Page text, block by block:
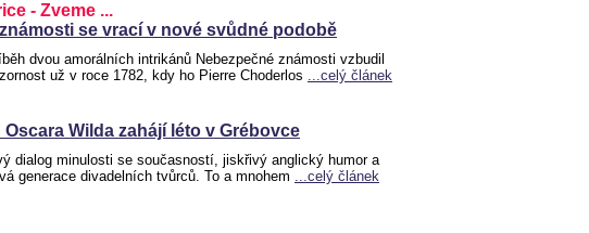
- Zveme ...
se vrací v nové svůdné podobě
dvou amorálních intrikánů Nebezpečné známosti vzbudil
už v roce 1782, kdy ho Pierre Choderlos ...celý článek
Oscara Wilda zahájí léto v Grébovce
dialog minulosti se současností, jiskřivý anglický humor a
generace divadelních tvůrců. To a mnohem ...celý článek